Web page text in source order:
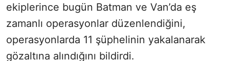
ekiplerince bugün Batman ve Van’da eş
zamanlı operasyonlar düzenlendiğini,
operasyonlarda 11 şüphelinin yakalanarak
gözaltına alındığını bildirdi.